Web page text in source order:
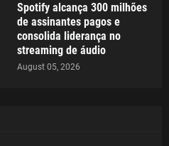
Spotify alcança 300 milhões
de assinantes pagos e
consolida liderança no
streaming de áudio
August 05, 2026